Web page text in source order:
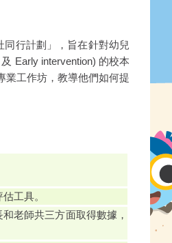
行計劃」，旨在針對幼兒
Early intervention) 的校本
業工作坊，教導他們如何提
工具。
老師共三方面取得數據，